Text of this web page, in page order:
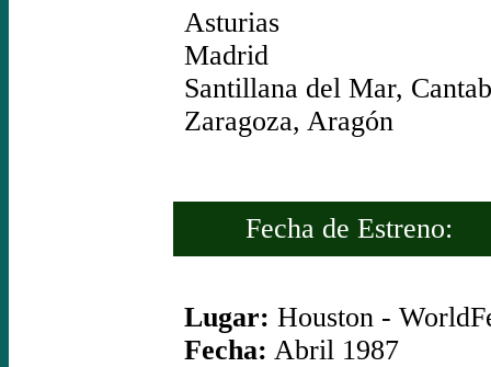
Asturias
Madrid
Santillana del Mar,
Zaragoza, Aragón
Fecha de Estreno:
Lugar: Houston -
Fecha: Abril 1987